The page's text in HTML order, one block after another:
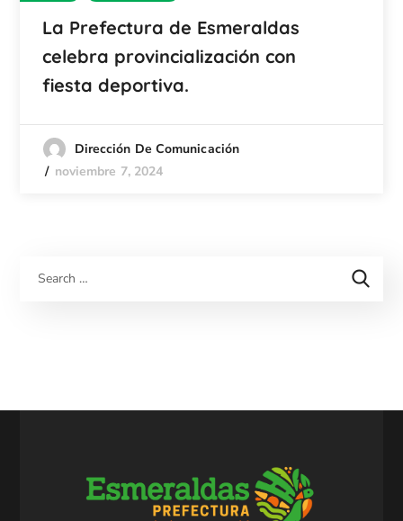
La Prefectura de Esmeraldas
celebra provincialización con
fiesta deportiva.
Dirección De Comunicación
noviembre 7, 2024